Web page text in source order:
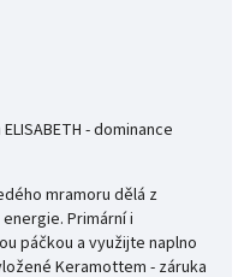
- dominance
mramoru dělá z
Primární i
páčkou a využijte naplno
Keramottem - záruka